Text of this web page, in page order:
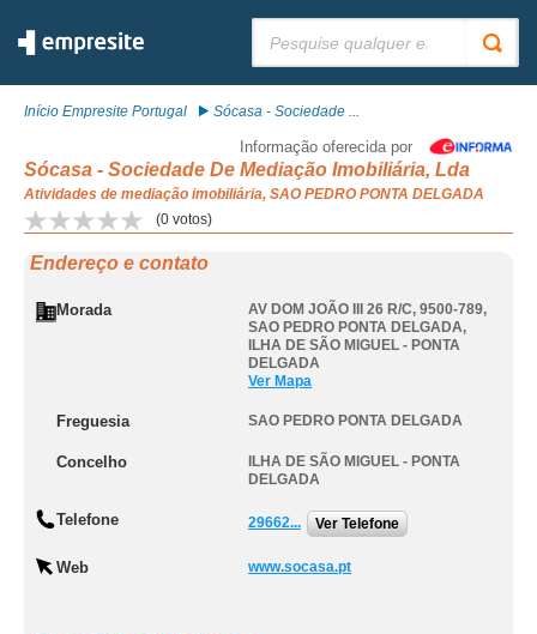
Início Empresite Portugal Sócasa - Sociedade ...
Informação oferecida por
Sócasa - Sociedade De Mediação Imobiliária, Lda
Atividades de mediação imobiliária, SAO PEDRO PONTA DELGADA
(0 votos)
Endereço e contato
Morada AV DOM JOÃO III 26 R/C, 9500-789,
SAO PEDRO PONTA DELGADA,
ILHA DE SÃO MIGUEL - PONTA
DELGADA
Ver Mapa
Freguesia SAO PEDRO PONTA DELGADA
Concelho
ILHA DE SÃO MIGUEL - PONTA
DELGADA
Telefone 29662... Ver Telefone
Web www.socasa.pt